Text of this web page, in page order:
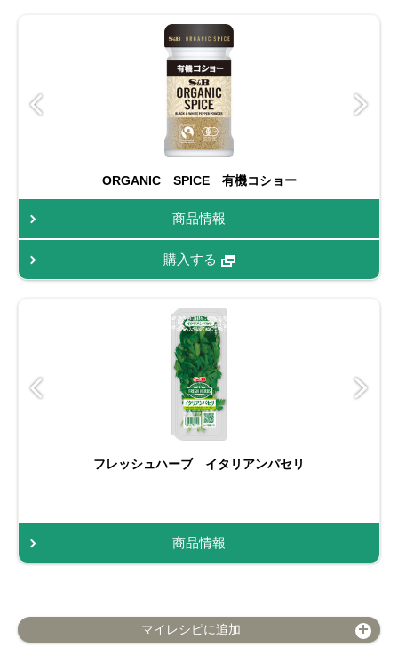
ORGANIC SPICE 有機コショー
商品情報
購入する
フレッシュハーブ イタリアンパセリ
商品情報
マイレシピに追加